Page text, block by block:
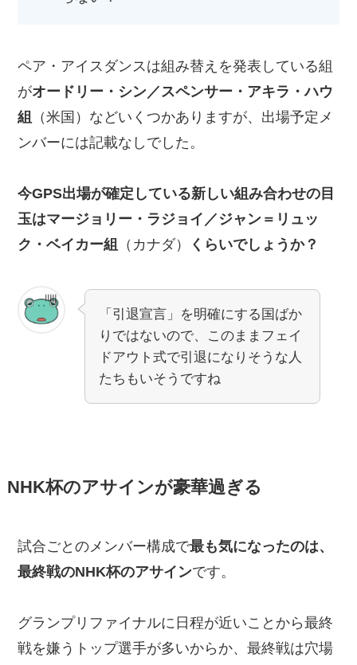
ペア・アイスダンスは組み替えを発表している組
がオードリー・シン／スペンサー・アキラ・ハウ
組
（米国）などいくつかありますが、出場予定メ
ンバーには記載なしでした。
今GPS出場が確定している新しい組み合わせの目
玉はマージョリー・ラジョイ／ジャン＝リュッ
ク・ベイカー組
（カナダ） くらいでしょうか？
「引退宣言」を明確にする国ばか
りではないので、このままフェイ
ドアウト式で引退になりそうな人
たちもいそうですね
NHK杯のアサインが豪華過ぎる
試合ごとのメンバー構成で最も気になったのは、
最終戦のNHK杯のアサインです。
グランプリファイナルに日程が近いことから最終
戦を嫌うトップ選手が多いからか、最終戦は穴場